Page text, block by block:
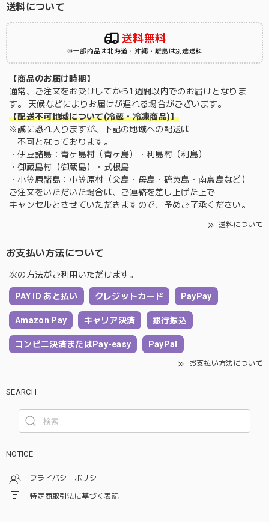
送料について
送料無料
※一部商品は北海道・沖縄・離島は別途送料
【商品のお届け時期】
通常、ご注文をお受けしてから1週間以内でのお届けとなりま
す。 天候などによりお届けが遅れる場合がございます。
【配送不可地域について(冷蔵・冷凍商品)】
※誠に恐れ入りますが、下記の地域への配送は
不可となっております。
・伊豆諸島：青ヶ島村（青ヶ島）・利島村（利島）
・御蔵島村（御蔵島）・式根島
・小笠原諸島：小笠原村（父島・母島・硫黄島・南鳥島など）
ご注文をいただいた場合は、ご連絡を差し上げた上で
キャンセルとさせていただきますので、予めご了承ください。
送料について
お支払い方法について
次の方法がご利用いただけます。
PAY ID あと払い クレジットカード PayPay
Amazon Pay キャリア決済 銀行振込
コンビニ決済またはPay-easy PayPal
お支払い方法について
SEARCH
NOTICE
プライバシーポリシー
特定商取引法に基づく表記